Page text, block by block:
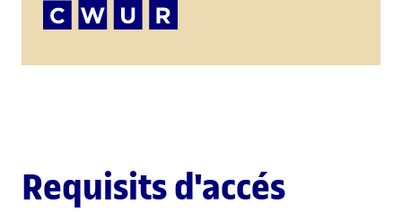
Requisits d'accés